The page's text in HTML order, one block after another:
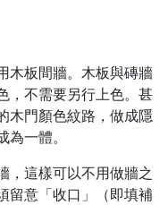
木板間牆。木板與磚牆
，不需要另行上色。甚
木門顏色紋路，做成隱
一體。
，這樣可以不用做牆之
留意「收口」（即填補